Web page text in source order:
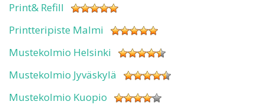
Print& Refill
Printteripiste Malmi
Mustekolmio Helsinki
Mustekolmio Jyväskylä
Mustekolmio Kuopio